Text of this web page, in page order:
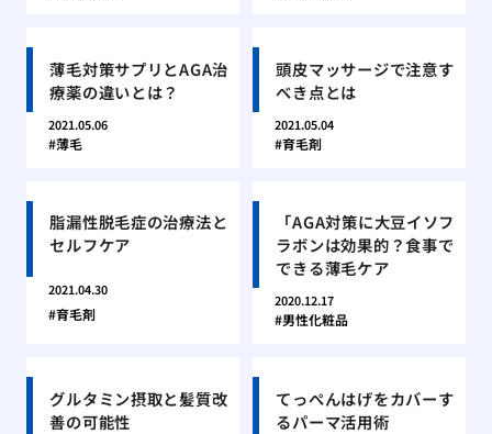
薄毛対策サプリとAGA治
療薬の違いとは？
2021.05.06
薄毛
頭皮マッサージで注意す
べき点とは
2021.05.04
育毛剤
脂漏性脱毛症の治療法と
セルフケア
2021.04.30
育毛剤
「AGA対策に大豆イソフ
ラボンは効果的？食事で
できる薄毛ケア
2020.12.17
男性化粧品
グルタミン摂取と髪質改
善の可能性
てっぺんはげをカバーす
るパーマ活用術